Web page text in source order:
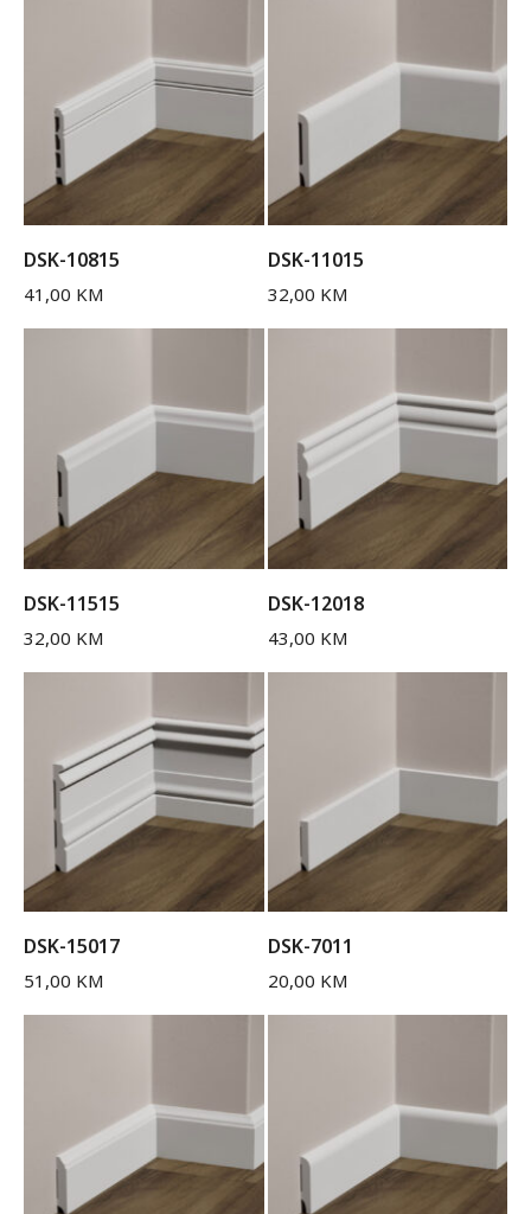
DSK-10815
41,00 KM
DSK-11015
32,00 KM
DSK-11515
32,00 KM
DSK-12018
43,00 KM
DSK-15017
51,00 KM
DSK-7011
20,00 KM